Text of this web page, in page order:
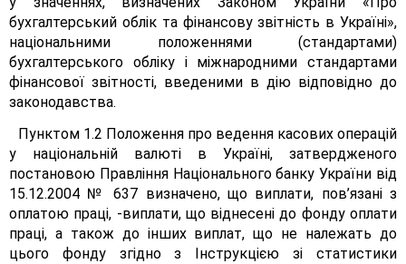
бухгалтерський облік та фінансову звітність в Україні»,
національними положеннями (стандартами)
бухгалтерського обліку і міжнародними стандартами
фінансової звітності, введеними в дію відповідно до
законодавства.
Пунктом 1.2 Положення про ведення касових операцій
у національній валюті в Україні, затвердженого
постановою Правління Національного банку України від
15.12.2004 № 637 визначено, що виплати, пов’язані з
оплатою праці, -виплати, що віднесені до фонду оплати
праці, а також до інших виплат, що не належать до
цього фонду згідно з Інструкцією зі статистики